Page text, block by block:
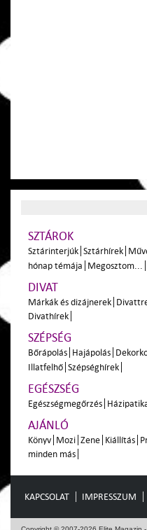
SZTÁROK
Sztárinterjúk Sztárhírek
hónap témája Megosztom...
DIVAT
Márkák és dizájnerek
Divathírek
SZÉPSÉG
Bőrápolás Hajápolás
Illatfelhő Szépséghírek
EGÉSZSÉG
Egészségmegőrzés
AJÁNLÓ
Könyv Mozi Zene Kiállítás
minden más
KAPCSOLAT IMPRESSZUM